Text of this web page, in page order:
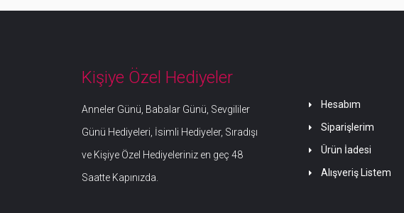
Kişiye Özel Hediyeler
Anneler Günü, Babalar Günü, Sevgililer
Günü Hediyeleri, İsimli Hediyeler, Sıradışı
ve Kişiye Özel Hediyeleriniz en geç 48
Saatte Kapınızda.
Hesabım
Siparişlerim
Ürün İadesi
Alışveriş Listem